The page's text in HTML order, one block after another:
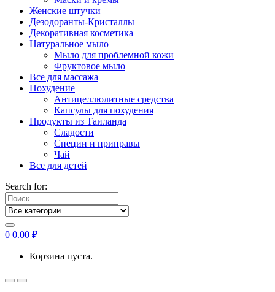
Женские штучки
Дезодоранты-Кристаллы
Декоративная косметика
Натуральное мыло
Мыло для проблемной кожи
Фруктовое мыло
Все для массажа
Похудение
Антицеллюлитные средства
Капсулы для похудения
Продукты из Таиланда
Сладости
Специи и приправы
Чай
Все для детей
Search for:
0 0.00 ₽
Корзина пуста.